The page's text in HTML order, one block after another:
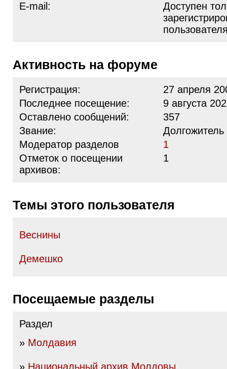
E-mail:
Доступен
Активность на форуме
Регистрация:
27 апреля
Последнее посещение:
9 августа
Оставлено сообщений:
357
Звание:
Модератор разделов
1
Отметок о посещении
архивов:
1
Темы этого пользователя
Веснины
Демешко
Посещаемые разделы
Раздел
» Молдавия
» Национальный архив Молдовы